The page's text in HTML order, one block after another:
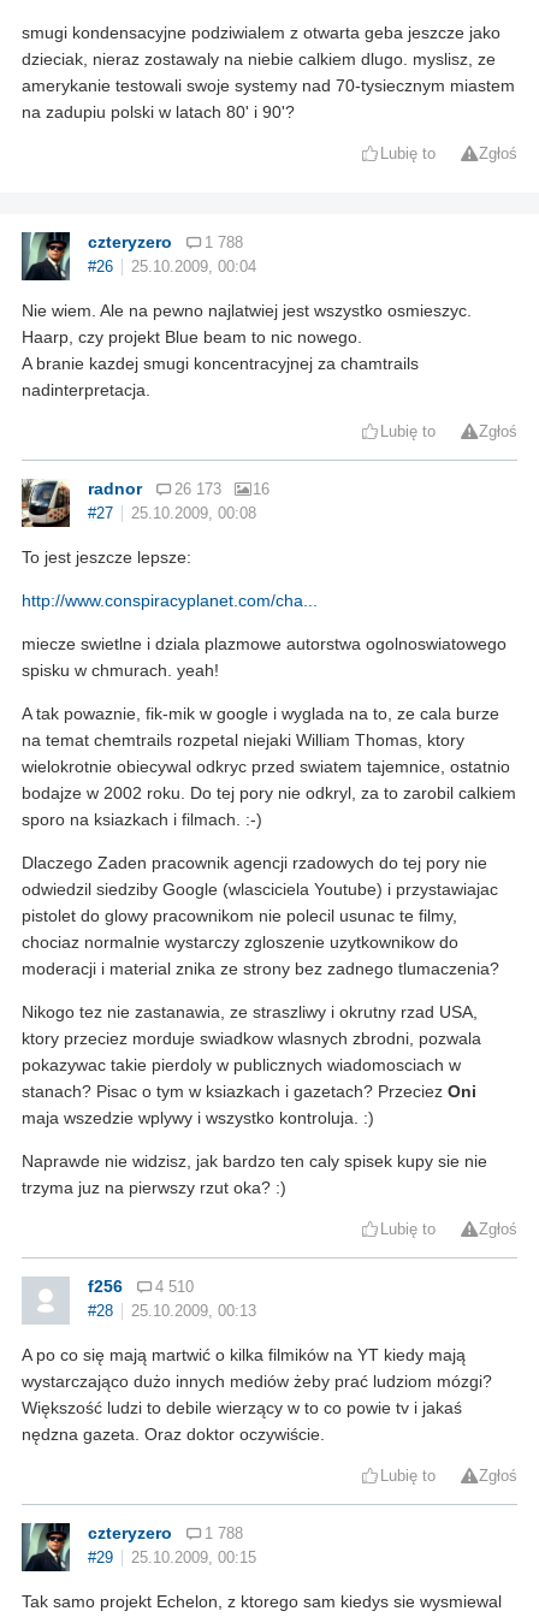
smugi kondensacyjne podziwialem z otwarta geba jeszcze jako
dzieciak, nieraz zostawaly na niebie calkiem dlugo. myslisz, ze
amerykanie testowali swoje systemy nad 70-tysiecznym miastem
na zadupiu polski w latach 80' i 90'?
Lubię to Zgłoś
czteryzero
1 788
#26
25.10.2009, 00:04
Nie wiem. Ale na pewno najlatwiej jest wszystko osmieszyc.
Haarp, czy projekt Blue beam to nic nowego.
A branie kazdej smugi koncentracyjnej za chamtrails
nadinterpretacja.
Lubię to Zgłoś
radnor 26 173
16
#27
25.10.2009, 00:08
To jest jeszcze lepsze:
http://www.conspiracyplanet.com/cha...
miecze swietlne i dziala plazmowe autorstwa ogolnoswiatowego
spisku w chmurach. yeah!
A tak powaznie, fik-mik w google i wyglada na to, ze cala burze
na temat chemtrails rozpetal niejaki William Thomas, ktory
wielokrotnie obiecywal odkryc przed swiatem tajemnice, ostatnio
bodajze w 2002 roku. Do tej pory nie odkryl, za to zarobil calkiem
sporo na ksiazkach i filmach. :-)
Dlaczego Zaden pracownik agencji rzadowych do tej pory nie
odwiedzil siedziby Google (wlasciciela Youtube) i przystawiajac
pistolet do glowy pracownikom nie polecil usunac te filmy,
chociaz normalnie wystarczy zgloszenie uzytkownikow do
moderacji i material znika ze strony bez zadnego tlumaczenia?
Nikogo tez nie zastanawia, ze straszliwy i okrutny rzad USA,
ktory przeciez morduje swiadkow wlasnych zbrodni, pozwala
pokazywac takie pierdoly w publicznych wiadomosciach w
stanach? Pisac o tym w ksiazkach i gazetach? Przeciez Oni
maja wszedzie wplywy i wszystko kontroluja. :)
Naprawde nie widzisz, jak bardzo ten caly spisek kupy sie nie
trzyma juz na pierwszy rzut oka? :)
Lubię to Zgłoś
f256
4 510
#28
25.10.2009, 00:13
A po co się mają martwić o kilka filmików na YT kiedy mają
wystarczająco dużo innych mediów żeby prać ludziom mózgi?
Większość ludzi to debile wierzący w to co powie tv i jakaś
nędzna gazeta. Oraz doktor oczywiście.
Lubię to Zgłoś
czteryzero
1 788
#29
25.10.2009, 00:15
Tak samo projekt Echelon, z ktorego sam kiedys sie wysmiewal